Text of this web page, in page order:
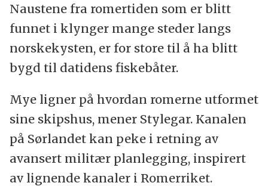
Naustene fra romertiden som er blitt
funnet i klynger mange steder langs
norskekysten, er for store til å ha blitt
bygd til datidens fiskebåter.
Mye ligner på hvordan romerne utformet
sine skipshus, mener Stylegar. Kanalen
på Sørlandet kan peke i retning av
avansert militær planlegging, inspirert
av lignende kanaler i Romerriket.